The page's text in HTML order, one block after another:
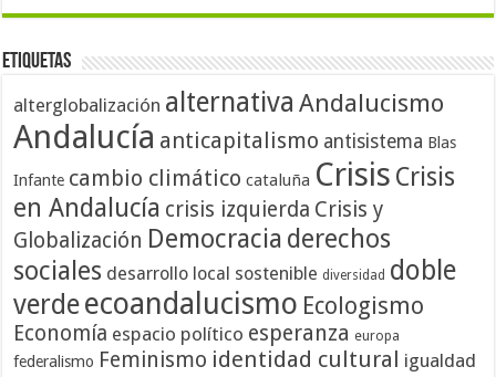
Etiquetas
alterglobalización alternativa Andalucismo
Andalucía anticapitalismo antisistema Blas
Infante cambio climático cataluña Crisis Crisis
en Andalucía crisis izquierda Crisis y
Globalización Democracia derechos
sociales desarrollo local sostenible diversidad doble
verdeecoandalucismo Ecologismo
Economía espacio político esperanza europa
federalismo Feminismo identidad cultural igualdad